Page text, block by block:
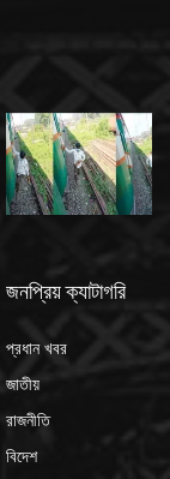
জনপ্রিয় ক্যাটাগরি
প্রধান খবর
জাতীয়
রাজনীতি
বিদেশ